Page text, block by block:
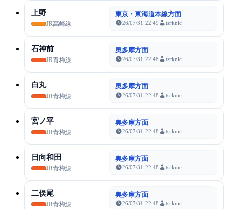
上野
JR高崎線
東京・東海道本線方面
26/07/31 22:49 tsrknic
石神前
JR青梅線
奥多摩方面
26/07/31 22:48 tsrknic
白丸
JR青梅線
奥多摩方面
26/07/31 22:48 tsrknic
宮ノ平
JR青梅線
奥多摩方面
26/07/31 22:48 tsrknic
日向和田
JR青梅線
奥多摩方面
26/07/31 22:48 tsrknic
二俣尾
JR青梅線
奥多摩方面
26/07/31 22:48 tsrknic